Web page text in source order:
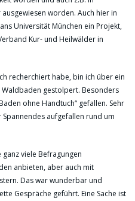
worden. Auch hier in
Universität München ein Projekt,
Kur- und Heilwälder in
recherchiert habe, bin ich über ein
gestolpert. Besonders
ohne Handtuch“ gefallen. Sehr
aufgefallen rund um
viele Befragungen
anbieten, aber auch mit
Das war wunderbar und
Gespräche geführt. Eine Sache ist